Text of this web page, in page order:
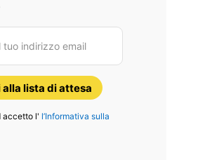
lista di attesa
accetto l' l’Informativa sulla